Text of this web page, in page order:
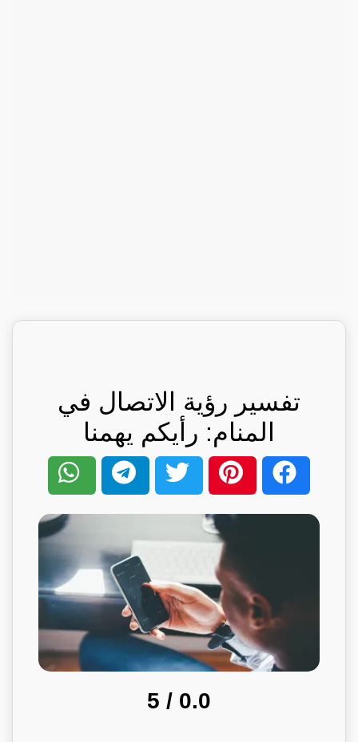
تفسير رؤية الاتصال في
المنام: رأيكم يهمنا
0.0
/ 5